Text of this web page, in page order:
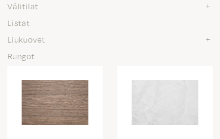
Välitilat
Listat
Liukuovet
Rungot